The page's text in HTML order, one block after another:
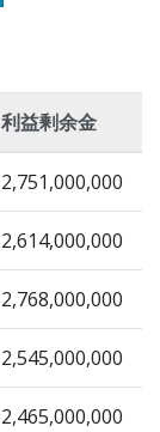
利益剰余金
2,751,000,000
2,614,000,000
2,768,000,000
2,545,000,000
2,465,000,000